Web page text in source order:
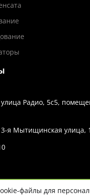
Радио, 5с5,
3-я Мытищинская улица,
файлы для